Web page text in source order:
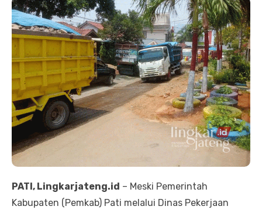
PATI, Lingkarjateng.id – Meski Pemerintah
Kabupaten (Pemkab) Pati melalui Dinas Pekerjaan